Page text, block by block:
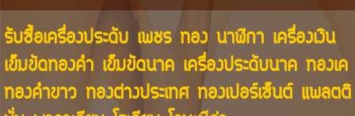
รับซื้อเครื่องประดับ เพชร ทอง นาฬิกา เครื่องเงิน
เข็มขัดทองคำ เข็มขัดนาค เครื่องประดับนาค ทองเค
ทองคำขาว ทองต่างประเทศ ทองเปอร์เซ็นต์ แพลตติ